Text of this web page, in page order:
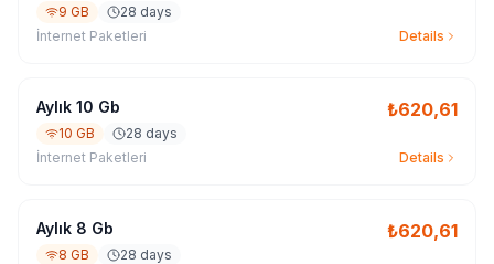
9 GB
28 days
İnternet Paketleri
Details
Aylık 10 Gb ₺620,61
10 GB
28 days
İnternet Paketleri
Details
Aylık 8 Gb ₺620,61
8 GB
28 days